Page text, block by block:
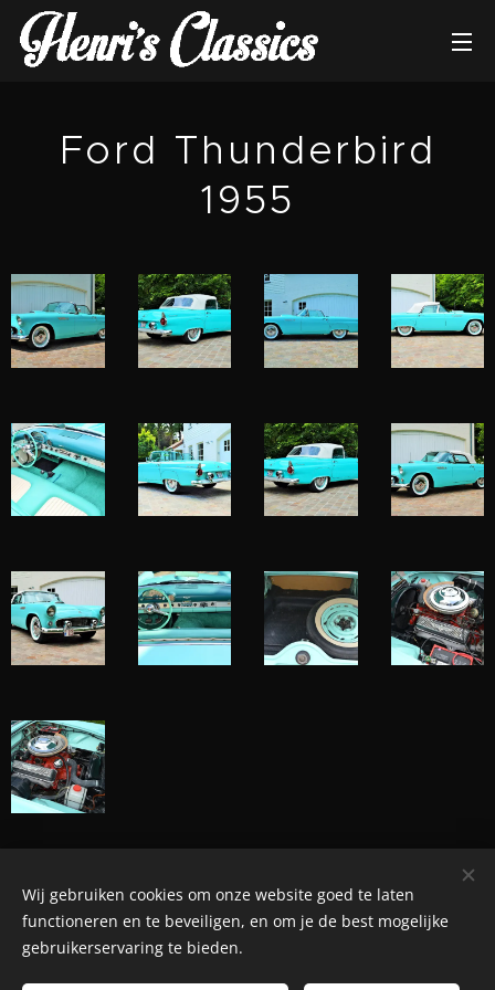
Ford Thunderbird
1955
© Henri's classics
Cookies
Wij gebruiken cookies om onze website goed te laten
functioneren en te beveiligen, en om je de best mogelijke
gebruikerservaring te bieden.